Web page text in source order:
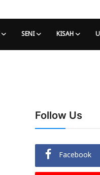
SENI KISAH
Follow Us
Facebook